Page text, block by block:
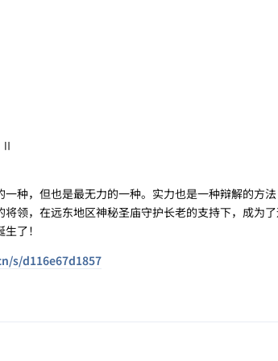
Ⅱ
，但也是最无力的一种。实力也是一种辩解的方法
，在远东地区神秘圣庙守护长老的支持下，成为
了！
s/d116e67d1857